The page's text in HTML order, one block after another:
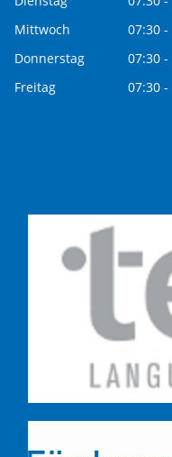
Mittwoch
07:30
Donnerstag
07:30
Freitag
07:30